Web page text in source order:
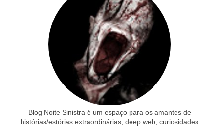
Blog Noite Sinistra é um espaço para os amantes de
histórias/estórias extraordinárias, deep web, curiosidades